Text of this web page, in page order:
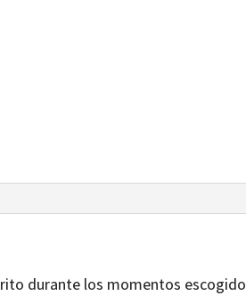
durante los momentos